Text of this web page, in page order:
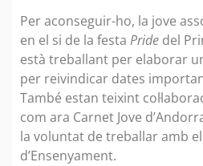
Per aconseguir-ho, la jove
en el si de la festa Pride del
està treballant per elaborar
per reivindicar dates
També estan teixint
com ara Carnet Jove
la voluntat de treballar amb
d’Ensenyament.